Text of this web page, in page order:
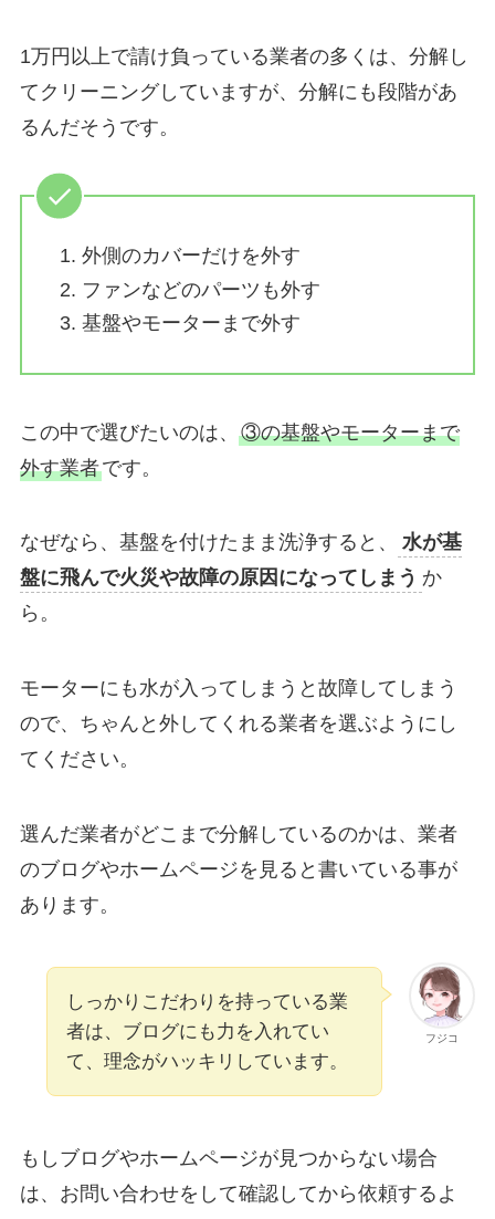
1万円以上で請け負っている業者の多くは、分解し
てクリーニングしていますが、分解にも段階があ
るんだそうです。
外側のカバーだけを外す
ファンなどのパーツも外す
基盤やモーターまで外す
この中で選びたいのは、 ③の基盤やモーターまで
外す業者です。
なぜなら、基盤を付けたまま洗浄すると、
水が基
盤に飛んで火災や故障の原因になってしまう か
ら。
モーターにも水が入ってしまうと故障してしまう
ので、ちゃんと外してくれる業者を選ぶようにし
てください。
選んだ業者がどこまで分解しているのかは、業者
のブログやホームページを見ると書いている事が
あります。
フジコ
しっかりこだわりを持っている業
者は、ブログにも力を入れてい
て、理念がハッキリしています。
もしブログやホームページが見つからない場合
は、お問い合わせをして確認してから依頼するよ